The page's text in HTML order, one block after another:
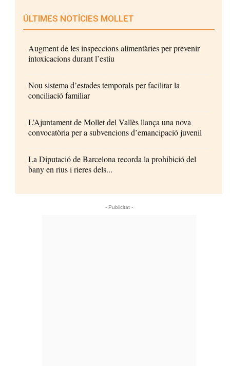
ÚLTIMES NOTÍCIES MOLLET
Augment de les inspeccions alimentàries per prevenir
intoxicacions durant l’estiu
Nou sistema d’estades temporals per facilitar la
conciliació familiar
L’Ajuntament de Mollet del Vallès llança una nova
convocatòria per a subvencions d’emancipació juvenil
La Diputació de Barcelona recorda la prohibició del
bany en rius i rieres dels...
- Publicitat -